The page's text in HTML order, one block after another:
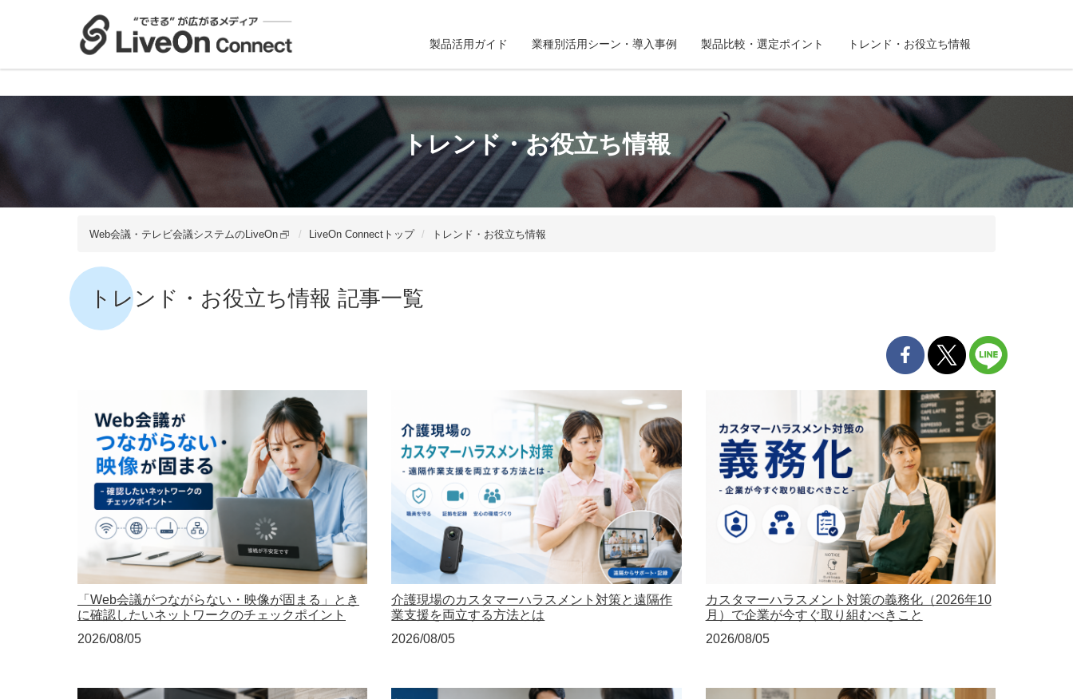
製品活用ガイド 業種別活用シーン・導入事例 製品比較・選定ポイント トレンド・お役立ち情報
トレンド・お役立ち情報
Web会議・テレビ会議システムのLiveOn LiveOn Connectトップ トレンド・お役立ち情報
トレンド・お役立ち情報 記事一覧
「Web会議がつながらない・映像が固まる」とき
に確認したいネットワークのチェックポイント
2026/08/05
介護現場のカスタマーハラスメント対策と遠隔作
業支援を両立する方法とは
2026/08/05
カスタマーハラスメント対策の義務化（2026年10
月）で企業が今すぐ取り組むべきこと
2026/08/05